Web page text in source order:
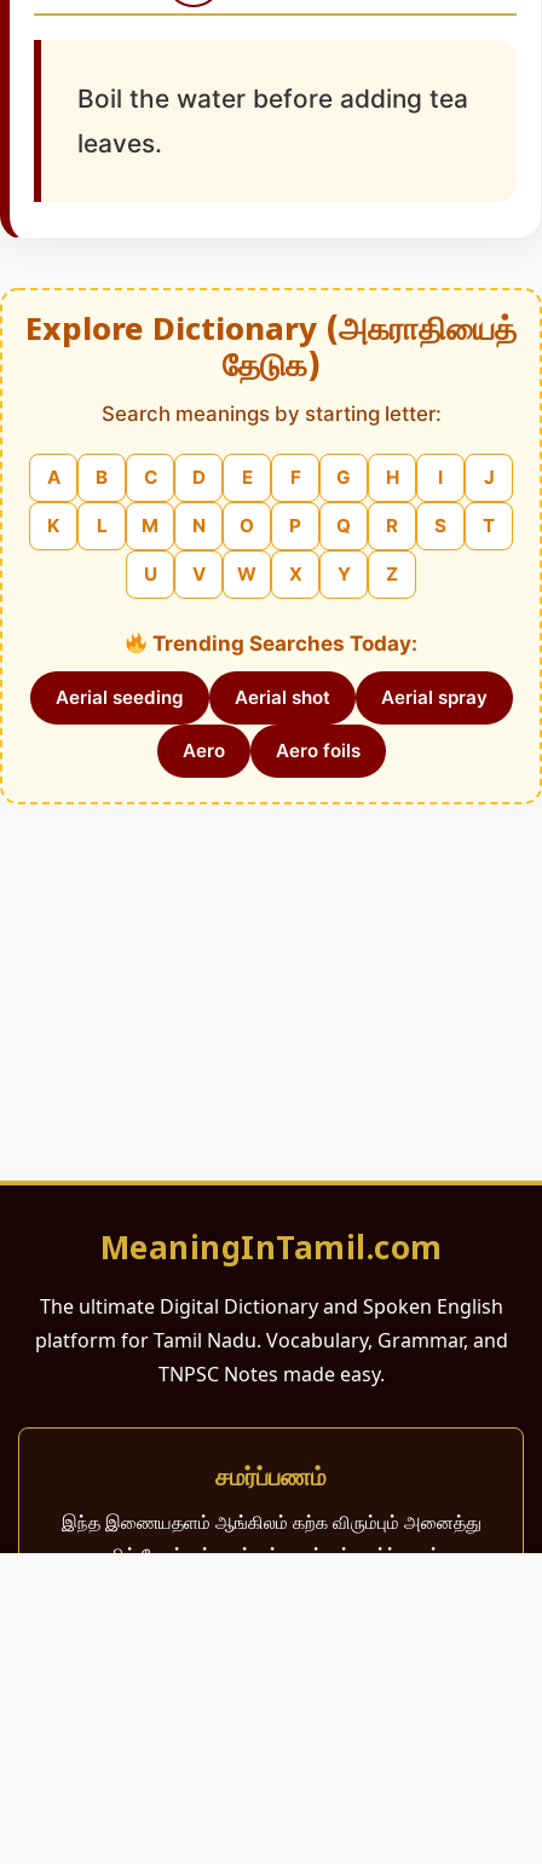
Boil the water before adding tea
leaves.
Explore Dictionary (அகராதியைத்
தேடுக)
Search meanings by starting letter:
A B C D E F G H I J
K L M N O P Q R S T
U V W X Y Z
Trending Searches Today:
Aerial seeding Aerial shot Aerial spray
Aero Aero foils
MeaningInTamil.com
The ultimate Digital Dictionary and Spoken English
platform for Tamil Nadu. Vocabulary, Grammar, and
TNPSC Notes made easy.
சமர்ப்பணம்
இந்த இணையதளம் ஆங்கிலம் கற்க விரும்பும் அனைத்து
தமிழ் பேசும் நல்ல உள்ளங்களுக்கும் சமர்ப்பணம்.